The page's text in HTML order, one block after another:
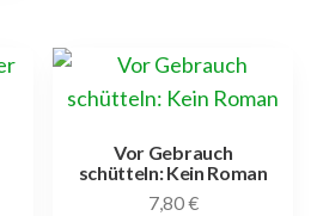
Vor Gebrauch
schütteln: Kein Roman
7,80€